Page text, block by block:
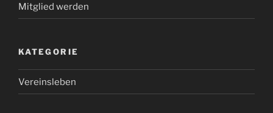
Mitglied werden
KATEGORIE
Vereinsleben